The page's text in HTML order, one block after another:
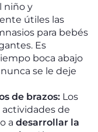
niño y
útiles las
para bebés
Es
boca abajo
se le deje
de brazos: Los
de
a desarrollar la